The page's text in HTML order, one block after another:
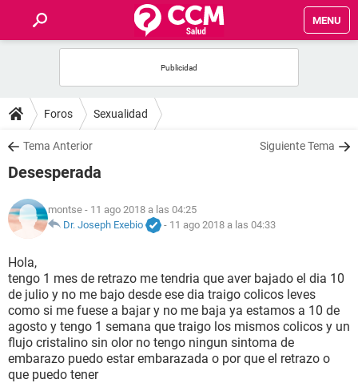
MENU
FOROS
SALUD
NUTRICIÓN
BIENESTAR
SEXUALIDAD
GLOSARIO
Foros Sexualidad
Tema Anterior Siguiente Tema
Desesperada
montse - 11 ago 2018 a las 04:25
Dr. Joseph Exebio
- 11 ago 2018 a las 04:33
Hola,
tengo 1 mes de retrazo me tendria que aver bajado el dia 10
de julio y no me bajo desde ese dia traigo colicos leves
como si me fuese a bajar y no me baja ya estamos a 10 de
agosto y tengo 1 semana que traigo los mismos colicos y un
flujo cristalino sin olor no tengo ningun sintoma de
embarazo puedo estar embarazada o por que el retrazo o
que puedo tener